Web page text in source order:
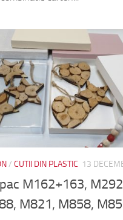
/ CUTII DIN PLASTIC 13
M162+163,
M821, M858,